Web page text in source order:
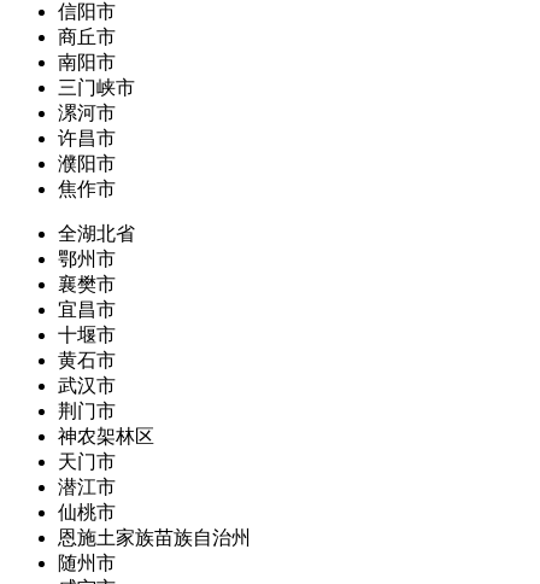
信阳市
商丘市
南阳市
三门峡市
漯河市
许昌市
濮阳市
焦作市
全湖北省
鄂州市
襄樊市
宜昌市
十堰市
黄石市
武汉市
荆门市
神农架林区
天门市
潜江市
仙桃市
恩施土家族苗族自治州
随州市